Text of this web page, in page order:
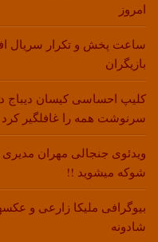
امروز
ساعت پخش و تکرار سریال
بازیگران
کلیپ احساسی کیسان دیباج
سرنوشت همه را غافلگیر کرد
ویدئوی جنجالی مهران
شوکه میشوید !!
بیوگرافی ملیکا زارعی و
شادونه